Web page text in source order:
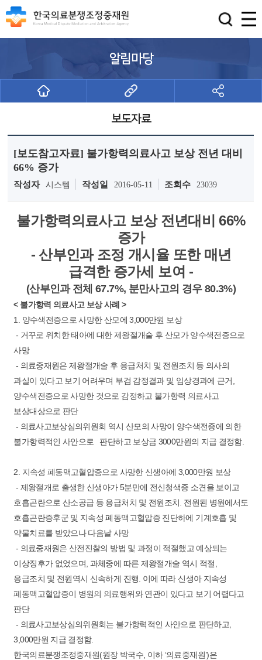
알림마당
보도자료
[보도참고자료] 불가항력의료사고 보상 전년 대비
66% 증가
작성자 시스템 작성일 2016-05-11 조회수 23039
불가항력의료사고 보상 전년대비 66%
증가
- 산부인과 조정 개시율 또한 매년
급격한 증가세 보여 -
(산부인과 전체 67.7%, 분만사고의 경우 80.3%)
< 불가항력 의료사고 보상 사례 >
1. 양수색전증으로 사망한 산모에 3,000만원 보상
- 거꾸로 위치한 태아에 대한 제왕절개술 후 산모가 양수색전증으로
사망
- 의료중재원은 제왕절개술 후 응급처치 및 전원조치 등 의사의
과실이 있다고 보기 어려우며 부검 감정결과 및 임상경과에 근거,
양수색전증으로 사망한 것으로 감정하고 불가항력 의료사고
보상대상으로 판단
- 의료사고보상심의위원회 역시 산모의 사망이 양수색전증에 의한
불가항력적인 사안으로 판단하고 보상금 3000만원의 지급 결정함.
2. 지속성 폐동맥고혈압증으로 사망한 신생아에 3,000만원 보상
- 제왕절개로 출생한 신생아가 5분만에 전신청색증 소견을 보이고
호흡곤란으로 산소공급 등 응급처치 및 전원조치. 전원된 병원에서도
호흡곤란증후군 및 지속성 폐동맥고혈압증 진단하에 기계호흡 및
약물치료를 받았으나 다음날 사망
- 의료중재원은 산전진찰의 방법 및 과정이 적절했고 예상되는
이상징후가 없었으며, 과체중에 따른 제왕절개술 역시 적절,
응급조치 및 전원역시 신속하게 진행. 이에 따라 신생아 지속성
폐동맥고혈압증이 병원의 의료행위와 연관이 있다고 보기 어렵다고
판단
- 의료사고보상심의위원회는 불가항력적인 사안으로 판단하고,
3,000만원 지급 결정함.
한국의료분쟁조정중재원(원장 박국수, 이하 ‘의료중재원’)은